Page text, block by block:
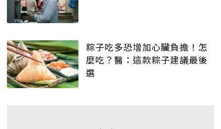
粽子吃多恐增加心臟負擔！怎
麼吃？醫：這款粽子建議最後
選